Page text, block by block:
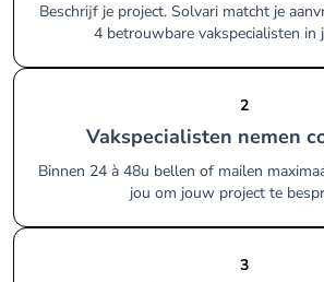
Beschrijf je project. Solvari matcht je
4 betrouwbare vakspecialisten in
2
Vakspecialisten nemen
Binnen 24 à 48u bellen of mailen
jou om jouw project te
3